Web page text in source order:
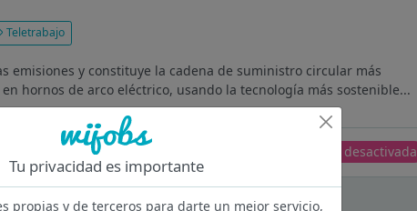
Teletrabajo
emisiones y constituye la cadena de suministro circular más
hornos de arco eléctrico, usando la tecnología más sostenible...
Oferta desactivada
Tu privacidad es importante
propias y de terceros para darte un mejor servicio,